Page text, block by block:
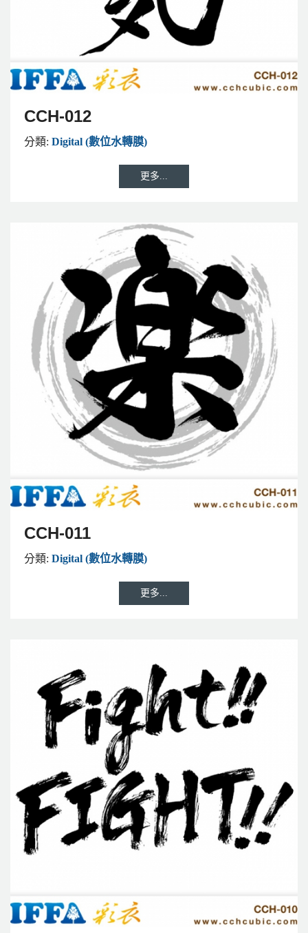
CCH-012
分類: Digital (數位水轉膜)
更多...
CCH-011
分類: Digital (數位水轉膜)
更多...